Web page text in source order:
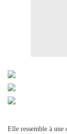
Elle ressemble à une